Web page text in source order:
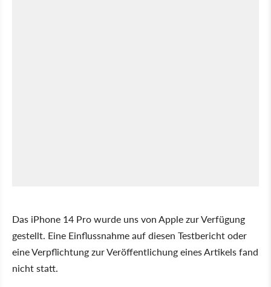
Das iPhone 14 Pro wurde uns von Apple zur Verfügung
gestellt. Eine Einflussnahme auf diesen Testbericht oder
eine Verpflichtung zur Veröffentlichung eines Artikels fand
nicht statt.